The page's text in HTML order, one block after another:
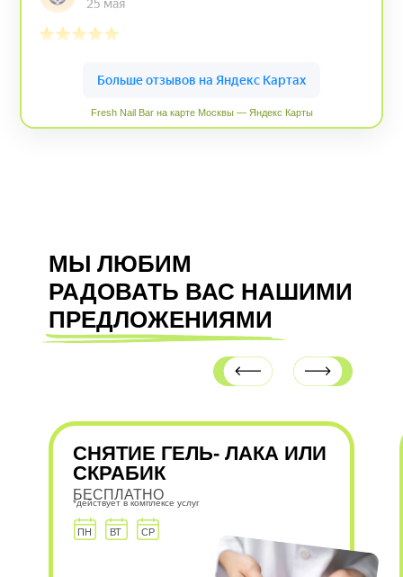
Fresh Nail Bar на карте Москвы — Яндекс Карты
МЫ ЛЮБИМ
РАДОВАТЬ ВАС НАШИМИ
ПРЕДЛОЖЕНИЯМИ
*действует в комплексе услуг
БЕСПЛАТНО
СНЯТИЕ ГЕЛЬ- ЛАКА ИЛИ
СКРАБИК
СР
ВТ
ПН